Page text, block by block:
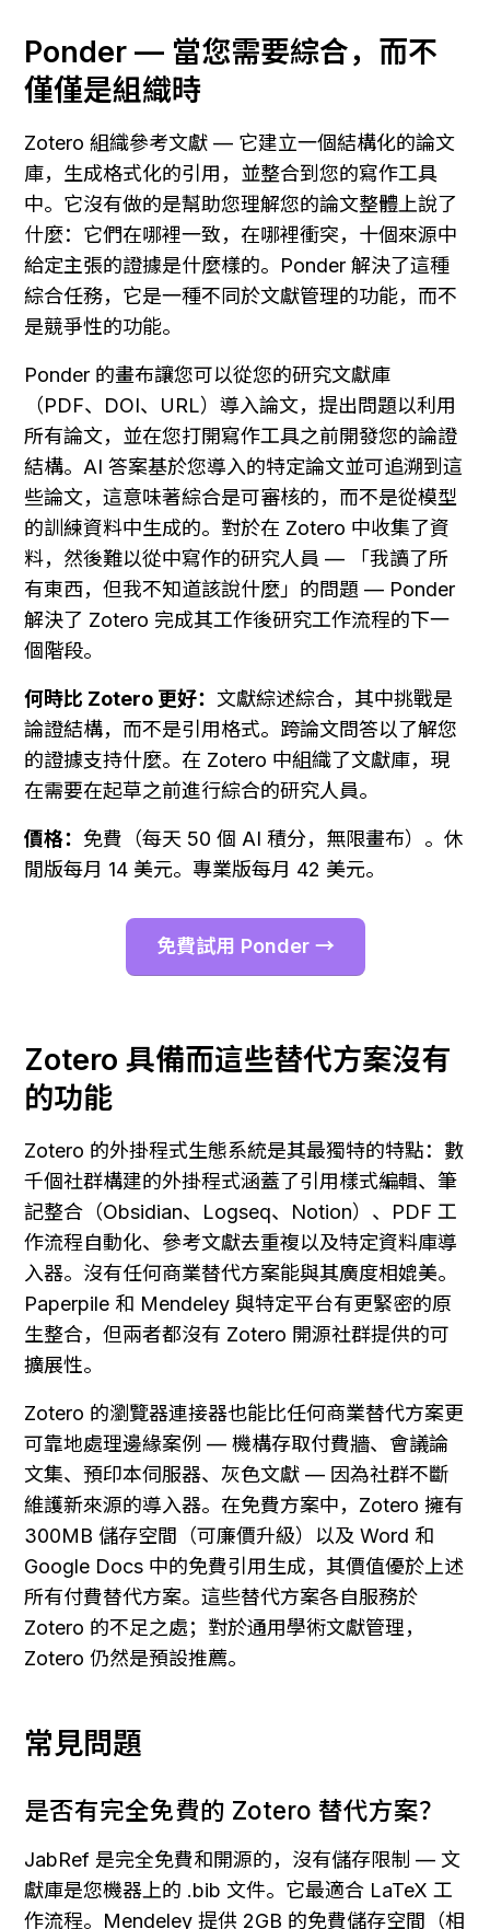
Ponder — 當您需要綜合，而不
僅僅是組織時
Zotero 組織參考文獻 — 它建立一個結構化的論文
庫，生成格式化的引用，並整合到您的寫作工具
中。它沒有做的是幫助您理解您的論文整體上說了
什麼：它們在哪裡一致，在哪裡衝突，十個來源中
給定主張的證據是什麼樣的。Ponder 解決了這種
綜合任務，它是一種不同於文獻管理的功能，而不
是競爭性的功能。
Ponder 的畫布讓您可以從您的研究文獻庫
（PDF、DOI、URL）導入論文，提出問題以利用
所有論文，並在您打開寫作工具之前開發您的論證
結構。AI 答案基於您導入的特定論文並可追溯到這
些論文，這意味著綜合是可審核的，而不是從模型
的訓練資料中生成的。對於在 Zotero 中收集了資
料，然後難以從中寫作的研究人員 — 「我讀了所
有東西，但我不知道該說什麼」的問題 — Ponder
解決了 Zotero 完成其工作後研究工作流程的下一
個階段。
何時比 Zotero 更好： 文獻綜述綜合，其中挑戰是
論證結構，而不是引用格式。跨論文問答以了解您
的證據支持什麼。在 Zotero 中組織了文獻庫，現
在需要在起草之前進行綜合的研究人員。
價格： 免費（每天 50 個 AI 積分，無限畫布）。休
閒版每月 14 美元。專業版每月 42 美元。
免費試用 Ponder →
Zotero 具備而這些替代方案沒有
的功能
Zotero 的外掛程式生態系統是其最獨特的特點：數
千個社群構建的外掛程式涵蓋了引用樣式編輯、筆
記整合（Obsidian、Logseq、Notion）、PDF 工
作流程自動化、參考文獻去重複以及特定資料庫導
入器。沒有任何商業替代方案能與其廣度相媲美。
Paperpile 和 Mendeley 與特定平台有更緊密的原
生整合，但兩者都沒有 Zotero 開源社群提供的可
擴展性。
Zotero 的瀏覽器連接器也能比任何商業替代方案更
可靠地處理邊緣案例 — 機構存取付費牆、會議論
文集、預印本伺服器、灰色文獻 — 因為社群不斷
維護新來源的導入器。在免費方案中，Zotero 擁有
300MB 儲存空間（可廉價升級）以及 Word 和
Google Docs 中的免費引用生成，其價值優於上述
所有付費替代方案。這些替代方案各自服務於
Zotero 的不足之處；對於通用學術文獻管理，
Zotero 仍然是預設推薦。
常見問題
是否有完全免費的 Zotero 替代方案？
JabRef 是完全免費和開源的，沒有儲存限制 — 文
獻庫是您機器上的 .bib 文件。它最適合 LaTeX 工
作流程。Mendeley 提供 2GB 的免費儲存空間（相